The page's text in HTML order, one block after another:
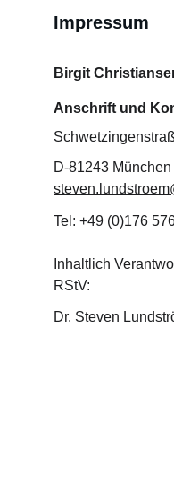
Impressum
Birgit
Anschrift und
D-81243 München
Tel: +49 (0)176
Inhaltlich
RStV:
Dr. Steven